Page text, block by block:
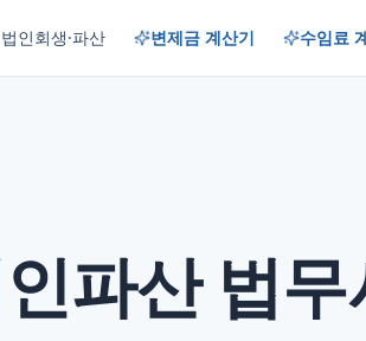
법인회생·파산 변제금 계산기 수임료
파산 법